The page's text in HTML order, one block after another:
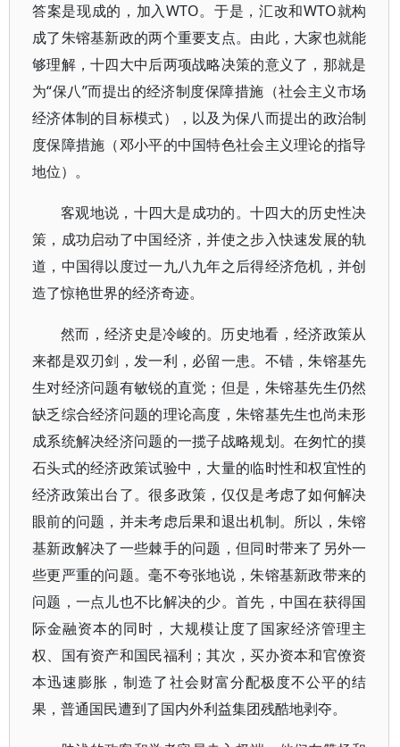
答案是现成的，加入WTO。于是，汇改和WTO就构
成了朱镕基新政的两个重要支点。由此，大家也就能
够理解，十四大中后两项战略决策的意义了，那就是
为“保八”而提出的经济制度保障措施（社会主义市场
经济体制的目标模式），以及为保八而提出的政治制
度保障措施（邓小平的中国特色社会主义理论的指导
地位）。
客观地说，十四大是成功的。十四大的历史性决
策，成功启动了中国经济，并使之步入快速发展的轨
道，中国得以度过一九八九年之后得经济危机，并创
造了惊艳世界的经济奇迹。
然而，经济史是冷峻的。历史地看，经济政策从
来都是双刃剑，发一利，必留一患。不错，朱镕基先
生对经济问题有敏锐的直觉；但是，朱镕基先生仍然
缺乏综合经济问题的理论高度，朱镕基先生也尚未形
成系统解决经济问题的一揽子战略规划。在匆忙的摸
石头式的经济政策试验中，大量的临时性和权宜性的
经济政策出台了。很多政策，仅仅是考虑了如何解决
眼前的问题，并未考虑后果和退出机制。所以，朱镕
基新政解决了一些棘手的问题，但同时带来了另外一
些更严重的问题。毫不夸张地说，朱镕基新政带来的
问题，一点儿也不比解决的少。首先，中国在获得国
际金融资本的同时，大规模让度了国家经济管理主
权、国有资产和国民福利；其次，买办资本和官僚资
本迅速膨胀，制造了社会财富分配极度不公平的结
果，普通国民遭到了国内外利益集团残酷地剥夺。